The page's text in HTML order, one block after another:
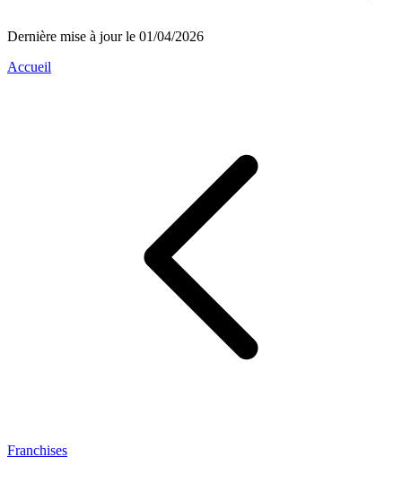
Dernière mise à jour le 01/04/2026
Accueil
Franchises